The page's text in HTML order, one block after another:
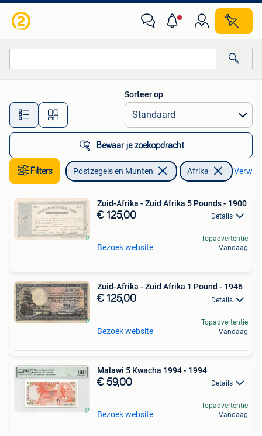
Alle afstanden…
Sorteer op
Bewaar je zoekopdracht
Filters Postzegels en Munten Afrika
Zuid-Afrika - Zuid Afrika 5 Pounds - 1900
€ 125,00 Details
Bezoek website
Topadvertentie
Vandaag
Zuid-Afrika - Zuid Afrika 1 Pound - 1946
€ 125,00 Details
Bezoek website
Topadvertentie
Vandaag
Malawi 5 Kwacha 1994 - 1994
€ 59,00 Details
Bezoek website
Topadvertentie
Vandaag